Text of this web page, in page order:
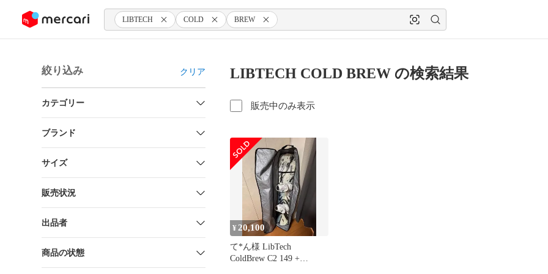
ツにスキップ LIBTECH COLD BREW
絞り込み クリア
カテゴリー
ブランド
サイズ
販売状況
出品者
商品の状態
LIBTECH COLD BREW の検索結果
販売中のみ表示
¥ 20,100
て*ん様 LibTech
ColdBrew C2 149 +